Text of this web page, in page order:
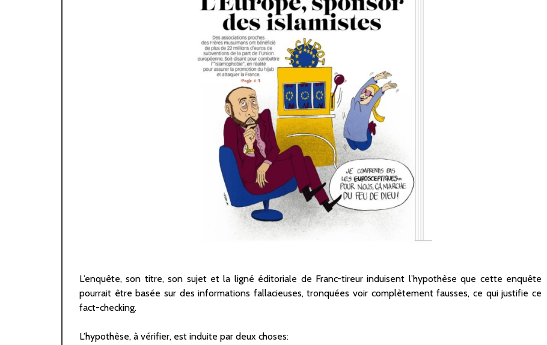
L’enquête, son titre, son sujet et la ligné éditoriale de Franc-tireur induisent l’hypothèse que cette enquête
pourrait être basée sur des informations fallacieuses, tronquées voir complètement fausses, ce qui justifie ce
fact-checking.
L’hypothèse, à vérifier, est induite par deux choses: